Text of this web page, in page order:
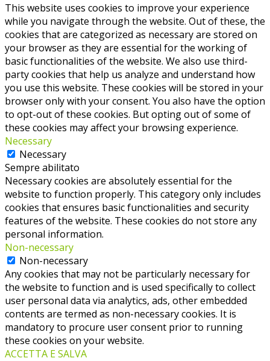
This website uses cookies to improve your experience
while you navigate through the website. Out of these, the
cookies that are categorized as necessary are stored on
your browser as they are essential for the working of
basic functionalities of the website. We also use third-
party cookies that help us analyze and understand how
you use this website. These cookies will be stored in your
browser only with your consent. You also have the option
to opt-out of these cookies. But opting out of some of
these cookies may affect your browsing experience.
Necessary
Necessary
Sempre abilitato
Necessary cookies are absolutely essential for the
website to function properly. This category only includes
cookies that ensures basic functionalities and security
features of the website. These cookies do not store any
personal information.
Non-necessary
Non-necessary
Any cookies that may not be particularly necessary for
the website to function and is used specifically to collect
user personal data via analytics, ads, other embedded
contents are termed as non-necessary cookies. It is
mandatory to procure user consent prior to running
these cookies on your website.
ACCETTA E SALVA